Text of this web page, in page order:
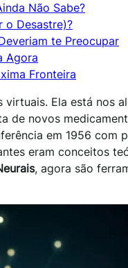
Não Sabe?
o Desastre)?
te Preocupar
Agora
Fronteira
Ela está nos
de novos
em 1956 com
eram conceitos
, agora são